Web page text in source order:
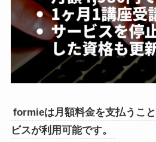
formieは月額料金を支払うこ
ビスが利用可能です。